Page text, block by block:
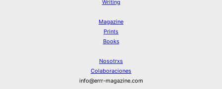
Writing
Magazine
Prints
Books
Nosotrxs
Colaboraciones
info@errr-magazine.com